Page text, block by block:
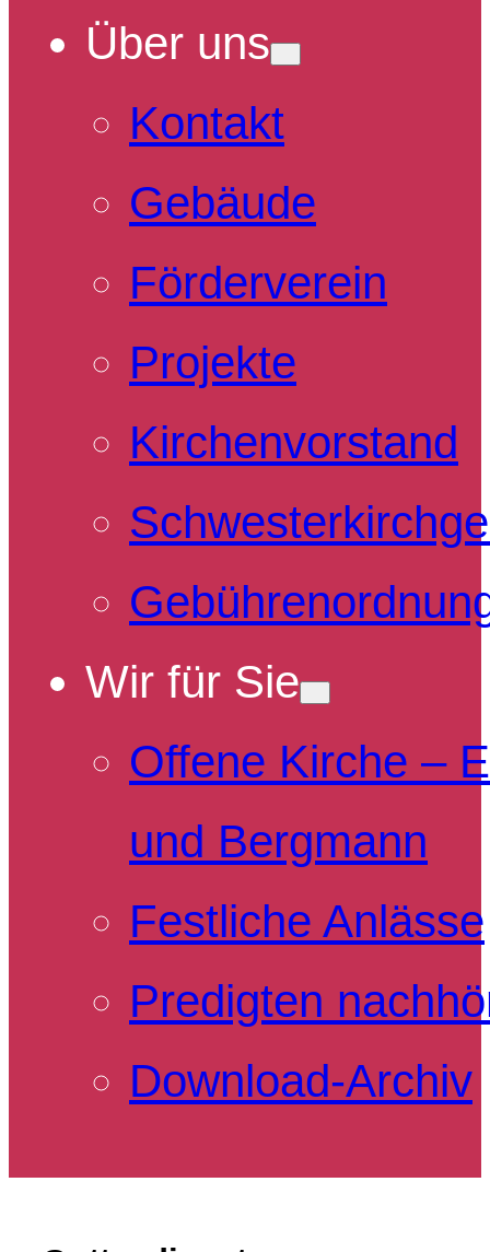
Über uns
Kontakt
Gebäude
Förderverein
Projekte
Kirchenvorstand
Wir für Sie
Offene Kirche –
und Bergmann
Festliche Anlässe
Predigten
Download-Archiv